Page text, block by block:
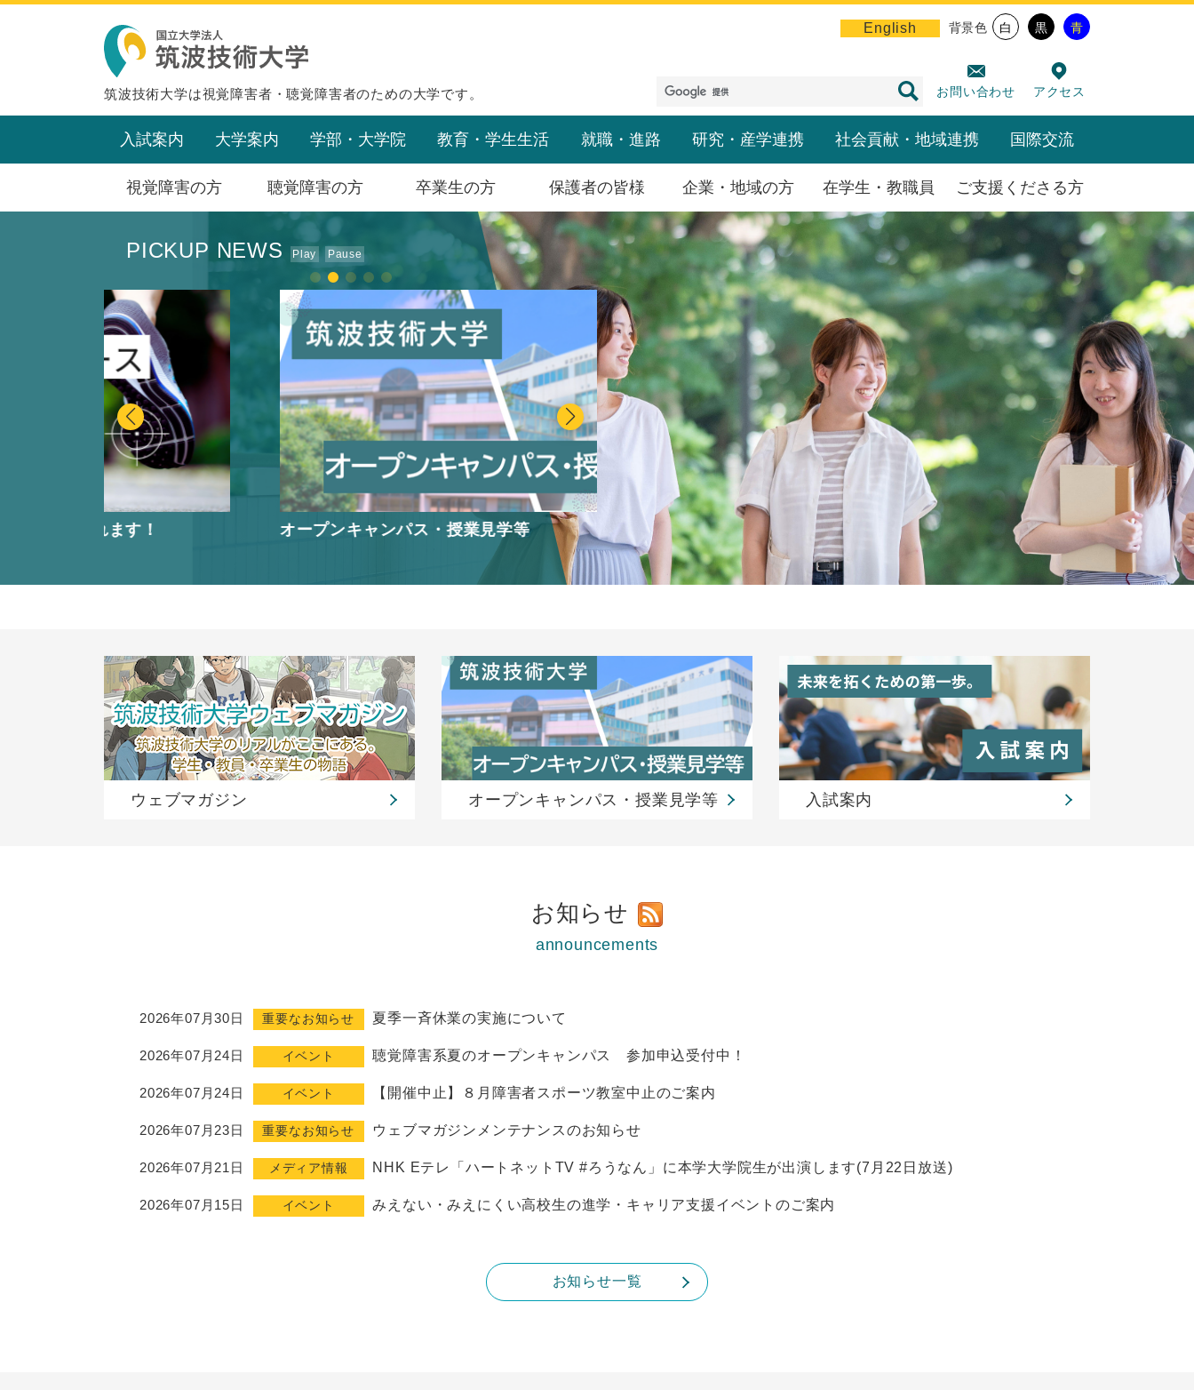
筑波技術大学は視覚障害者・聴覚障害者のための大学です。
English 背景色 白 黒 青
お問い合わせ アクセス
入試案内 大学案内 学部・大学院 教育・学生生活 就職・進路 研究・産学連携 社会貢献・地域連携 国際交流
視覚障害の方 聴覚障害の方 卒業生の方 保護者の皆様 企業・地域の方 在学生・教職員 ご支援くださる方
PICKUP NEWS Play Pause
オープンキャンパス・授業見学等 保健科学部オープンキャンパス
大学説明会・オープンキャンパス・入学相談会
産業技
産業技術学部
ピックアップリンク
ウェブマガジン オープンキャンパス・授業見学等 入試案内
お知らせ
announcements
2026年07月30日 重要なお知らせ 夏季一斉休業の実施について
2026年07月24日 イベント 聴覚障害系夏のオープンキャンパス 参加申込受付中！
2026年07月24日 イベント 【開催中止】８月障害者スポーツ教室中止のご案内
2026年07月23日 重要なお知らせ ウェブマガジンメンテナンスのお知らせ
2026年07月21日 メディア情報 NHK Eテレ「ハートネットTV #ろうなん」に本学大学院生が出演します(7月22日放送)
2026年07月15日 イベント みえない・みえにくい高校生の進学・キャリア支援イベントのご案内
お知らせ一覧